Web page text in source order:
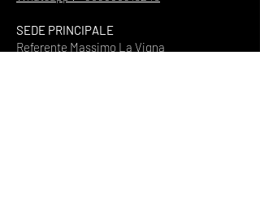
SEDE PRINCIPALE
Referente Massimo La Vigna